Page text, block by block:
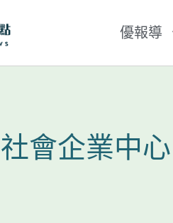
優報導
會企業中心